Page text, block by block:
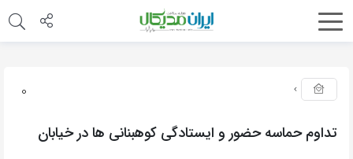
0
تداوم حماسه حضور و ایستادگی کوهبنانی ها در خیابان